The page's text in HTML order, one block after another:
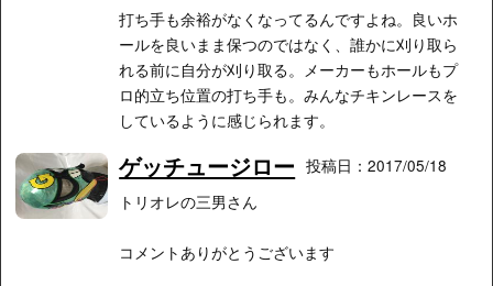
打ち手も余裕がなくなってるんですよね。良いホ
ールを良いまま保つのではなく、誰かに刈り取ら
れる前に自分が刈り取る。メーカーもホールもプ
ロ的立ち位置の打ち手も。みんなチキンレースを
しているように感じられます。
ゲッチュージロー 投稿日：2017/05/18
トリオレの三男さん
コメントありがとうございます